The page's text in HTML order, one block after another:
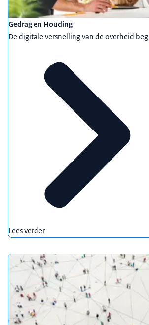
Gedrag en Houding
De digitale versnelling van de overheid
Lees verder